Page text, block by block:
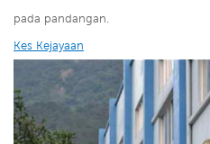
pada pandangan.
Kes Kejayaan